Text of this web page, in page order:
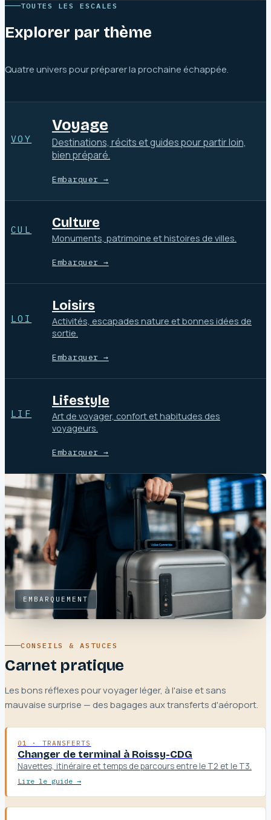
TOUTES LES ESCALES
Explorer par thème
Quatre univers pour préparer la prochaine échappée.
VOY
Voyage
Destinations, récits et guides pour partir loin,
bien préparé.
Embarquer →
CUL Culture
Monuments, patrimoine et histoires de villes.
Embarquer →
LOI
Loisirs
Activités, escapades nature et bonnes idées de
sortie.
Embarquer →
LIF
Lifestyle
Art de voyager, confort et habitudes des
voyageurs.
Embarquer →
EMBARQUEMENT
CONSEILS & ASTUCES
Carnet pratique
Les bons réflexes pour voyager léger, à l'aise et sans
mauvaise surprise — des bagages aux transferts d'aéroport.
01 · TRANSFERTS
Changer de terminal à Roissy-CDG
Navettes, itinéraire et temps de parcours entre le T2 et le T3.
Lire le guide →